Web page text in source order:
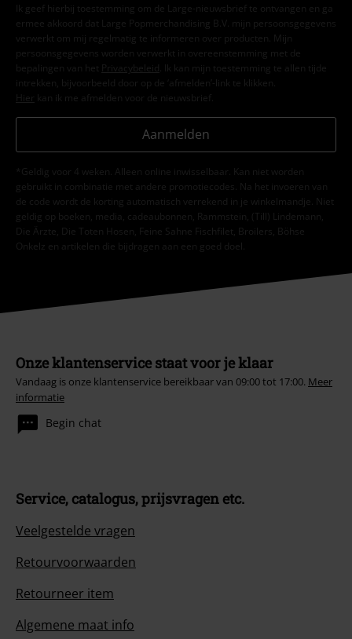
Ik geef hierbij toestemming om de Large-nieuwsbrief te ontvangen en ga
ermee akkoord dat Large Popmerchandising B.V. mijn persoonsgegevens
verwerkt om mij regelmatig te informeren over producten. Mijn
persoonsgegevens worden verwerkt in overeenstemming met de
bepalingen van het
Privacybeleid . Ik kan mijn toestemming te allen tijde
intrekken, bijvoorbeeld door op de ‘afmelden’-link te klikken.
Hier kan ik me afmelden voor de nieuwsbrief.
Aanmelden
*Geldig voor 4 weken. Alleen online inwisselbaar. Kan niet worden
gebruikt in combinatie met andere promotiecodes. Na het invoeren van
de code wordt de korting automatisch verrekend in je winkelmandje. Niet
geldig op boeken, media, cadeaubonnen, Rammstein, (Till) Lindemann,
Die Ärzte, Die Toten Hosen, Feine Sahne Fischfilet, Broilers, Böhse
Onkelz en artikelen die bijdragen aan een goed doel.
Onze klantenservice staat voor je klaar
Vandaag is onze klantenservice bereikbaar van 09:00 tot 17:00. Meer
informatie
Begin chat
Service, catalogus, prijsvragen etc.
Veelgestelde vragen
Retourvoorwaarden
Retourneer item
Algemene maat info